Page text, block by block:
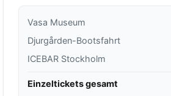
Vasa Museum
Djurgården-Bootsfahrt
ICEBAR Stockholm
Einzeltickets gesamt